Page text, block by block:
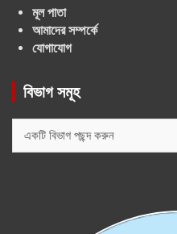
মূল পাতা
আমাদের সম্পর্কে
যোগাযোগ
বিভাগ সমূহ